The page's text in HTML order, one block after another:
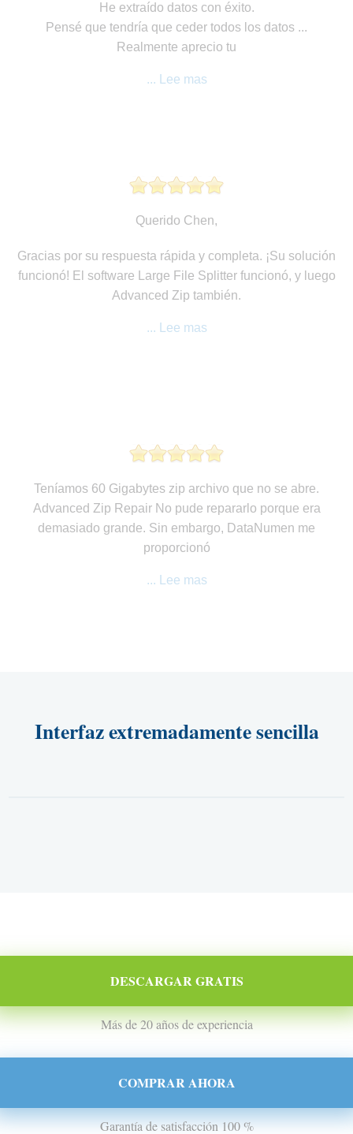
He extraído datos con éxito.
Pensé que tendría que ceder todos los datos ...
Realmente aprecio tu
... Lee mas
Querido Chen,
Gracias por su respuesta rápida y completa. ¡Su solución
funcionó! El software Large File Splitter funcionó, y luego
Advanced Zip también.
... Lee mas
Teníamos 60 Gigabytes zip archivo que no se abre.
Advanced Zip Repair No pude repararlo porque era
demasiado grande. Sin embargo, DataNumen me
proporcionó
... Lee mas
Interfaz extremadamente sencilla
DESCARGAR GRATIS
Más de 20 años de experiencia
COMPRAR AHORA
Garantía de satisfacción 100 %